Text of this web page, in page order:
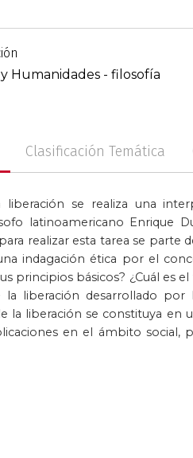
Ingeniería
Humanidades - filosofía
se realiza una
latinoamericano Enrique
realizar esta tarea se parte
indagación ética por el
principios básicos? ¿Cuál
liberación desarrollado por
la liberación se constituya en
en el ámbito
Clasificación Temática